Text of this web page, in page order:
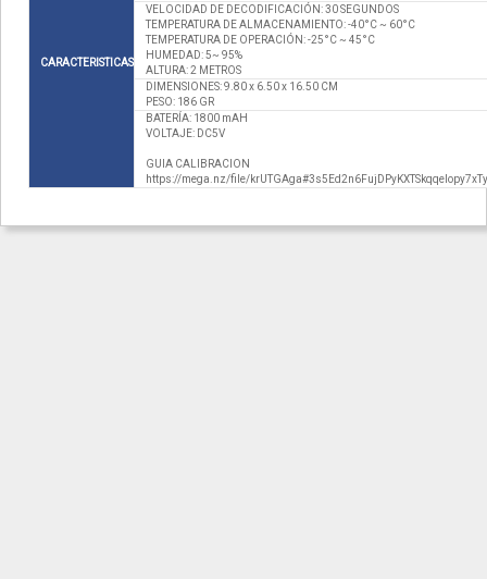
CARACTERISTICAS
VELOCIDAD DE DECODIFICACIÓN: 30 SEGUNDOS
TEMPERATURA DE ALMACENAMIENTO: -40°C ~ 60°C
TEMPERATURA DE OPERACIÓN: -25°C ~ 45°C
HUMEDAD: 5~ 95%
ALTURA: 2 METROS
DIMENSIONES: 9.80 x 6.50 x 16.50 CM
PESO: 186 GR
BATERÍA: 1800 mAH
VOLTAJE: DC5V
GUIA CALIBRACION
https://mega.nz/file/